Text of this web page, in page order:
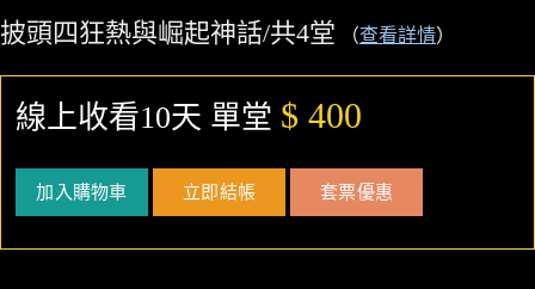
披頭四狂熱與崛起神話/共4堂 （查看詳情）
線上收看10天 單堂 $ 400
加入購物車 立即結帳 套票優惠